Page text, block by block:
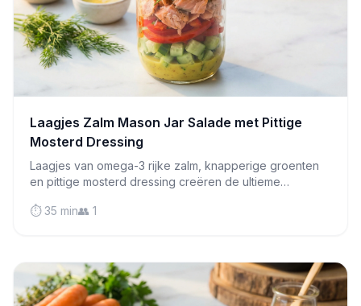
Laagjes Zalm Mason Jar Salade met Pittige
Mosterd Dressing
Laagjes van omega-3 rijke zalm, knapperige groenten
en pittige mosterd dressing creëren de ultieme
⏱️ 35 min👥 1